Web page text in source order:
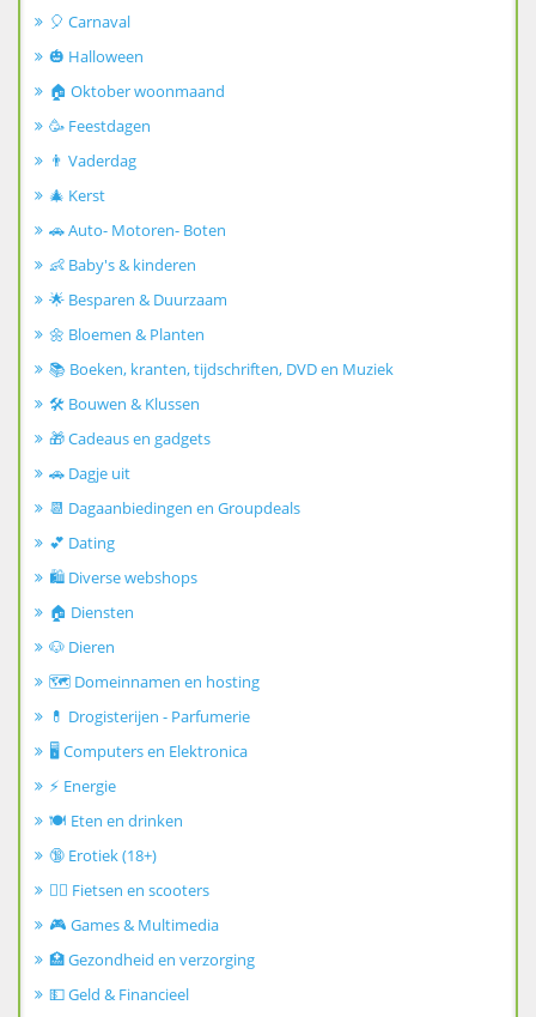
🎈 Carnaval
🎃 Halloween
🏠 Oktober woonmaand
🥳 Feestdagen
👨 Vaderdag
🎄 Kerst
🚗 Auto- Motoren- Boten
👶 Baby's & kinderen
🌟 Besparen & Duurzaam
🌼 Bloemen & Planten
📚 Boeken, kranten, tijdschriften, DVD en Muziek
🛠️ Bouwen & Klussen
🎁 Cadeaus en gadgets
🚗 Dagje uit
📆 Dagaanbiedingen en Groupdeals
💕 Dating
🛍️ Diverse webshops
🏠 Diensten
🐶 Dieren
🗺️ Domeinnamen en hosting
💊 Drogisterijen - Parfumerie
🖥️ Computers en Elektronica
⚡ Energie
🍽️ Eten en drinken
🔞 Erotiek (18+)
🚴‍♂️ Fietsen en scooters
🎮 Games & Multimedia
🏥 Gezondheid en verzorging
💵 Geld & Financieel